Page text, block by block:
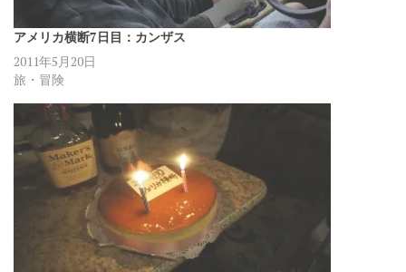
アメリカ横断7日目：カンザス
2011年5月20日
旅・冒険